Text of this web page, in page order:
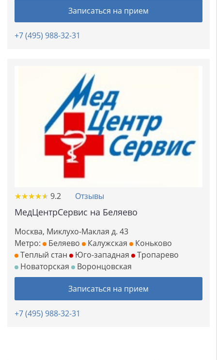
Записаться на прием
+7 (495) 988-32-31
★★★★★
★★★★★ 9.2 Отзывы
МедЦентрСервис на Беляево
Москва, Миклухо-Маклая д. 43
Метро:
Беляево Калужская
Коньково
Теплый стан
Юго-западная
Тропарево
Новаторская
Воронцовская
Записаться на прием
+7 (495) 988-32-31